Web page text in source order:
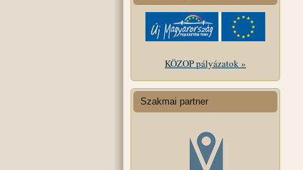
KÖZOP pályázatok »
Szakmai partner